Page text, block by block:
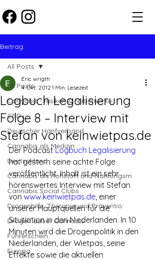
Beitrag
All Posts
Cannabis - Risiken & Nebenwirku
CBD
Deutscher Hanfverband
Cannabis als Medizin
Deutschland
Cannabis als Rohstoff und Nahrungsm
Cannabis Social Clubs
Drogenhilfe, Therapie und Präventio
Drogen außer Cannabis
Führerschein
Europa
All Posts
Logbuch Legalisierung
Folge 8 – Interview mit
Stefan von keinwietpas.de
Eric wrigth
4. Okt. 2012 1 Min. Lesezeit
Der Podcast Logbuch Legalisierung
hat gestern seine achte Folge
veröffentlicht. Inhalt ist ein sehr
hörenswertes Interview mit Stefan
von www.keinwietpas.de, einer
unserer Hauptquellen für die
Situtiation in den Niederlanden. In 10
Minuten wird die Drogenpolitik in den
Niederlanden, der Wietpas, seine
Effekte sowie die aktuellen